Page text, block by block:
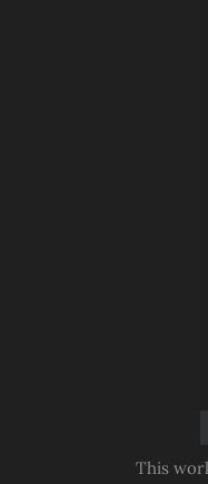
This